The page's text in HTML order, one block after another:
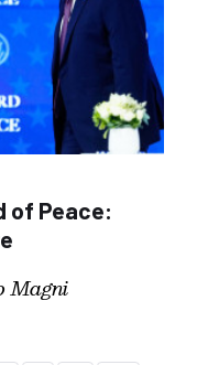
of Peace:
Magni